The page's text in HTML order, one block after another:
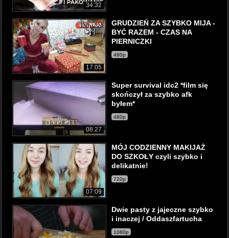
34:32
17:05
GRUDZIEŃ ZA SZYBKO MIJA -
BYĆ RAZEM - CZAS NA
PIERNICZKI
480p
08:27
Super survival idc2 *film się
skończył za szybko afk
byłem*
480p
07:09
MÓJ CODZIENNY MAKIJAŻ
DO SZKOŁY czyli szybko i
delikatnie!
720p
Dwie pasty z jajeczne szybko
i inaczej / Oddaszfartucha
1080p